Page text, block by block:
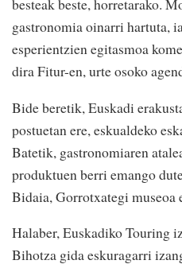
besteak beste, horretarako.
gastronomia oinarri hartuta,
esperientzien egitasmoa
dira Fitur-en, urte osoko
Bide beretik, Euskadi
postuetan ere, eskualdeko
Batetik, gastronomiaren
produktuen berri emango
Bidaia, Gorrotxategi museoa
Halaber, Euskadiko Touring
Bihotza gida eskuragarri